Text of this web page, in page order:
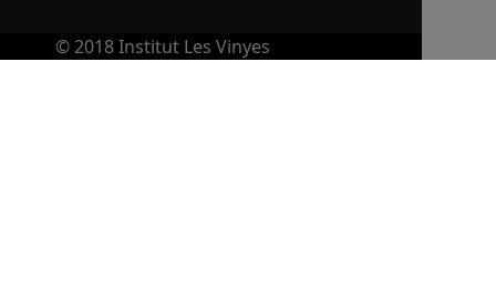
© 2018 Institut Les Vinyes